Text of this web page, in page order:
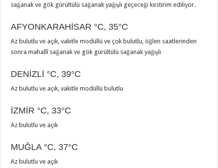
sağanak ve gök gürültülü sağanak yağışlı geçeceği kestirim ediliyor.
AFYONKARAHİSAR °C, 35°C
Az bulutlu ve açık, vakitle modüllü ve çok bulutlu, öğlen saatlerinden
sonra mahallî sağanak ve gök gürültülü sağanak yağışlı
DENİZLİ °C, 39°C
Az bulutlu ve açık, vakitle modüllü bulutlu
İZMİR °C, 33°C
Az bulutlu ve açık
MUĞLA °C, 37°C
Az bulutlu ve açık